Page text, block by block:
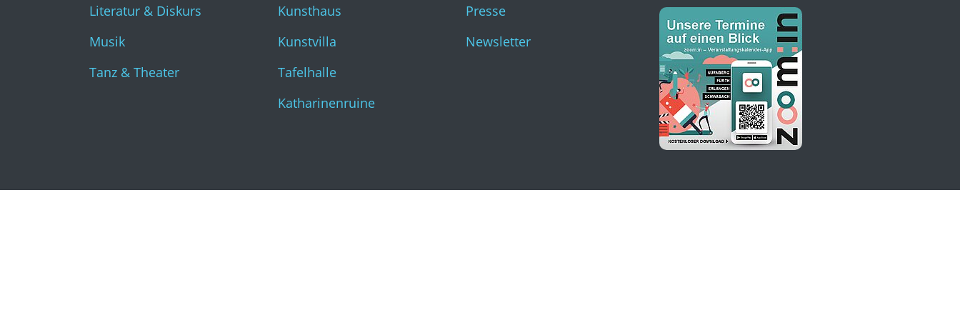
Katharinenruine
Literatur & Diskurs
Musik
Tanz & Theater
Kunsthaus
Kunstvilla
Tafelhalle
Katharinenruine
Presse
Newsletter